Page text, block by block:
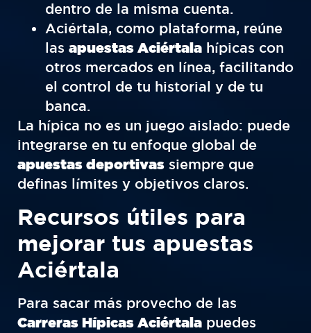
dentro de la misma cuenta.
Aciértala, como plataforma, reúne
las apuestas Aciértala hípicas con
otros mercados en línea, facilitando
el control de tu historial y de tu
banca.
La hípica no es un juego aislado: puede
integrarse en tu enfoque global de
apuestas deportivas siempre que
definas límites y objetivos claros.
Recursos útiles para
mejorar tus apuestas
Aciértala
Para sacar más provecho de las
Carreras Hípicas Aciértala puedes